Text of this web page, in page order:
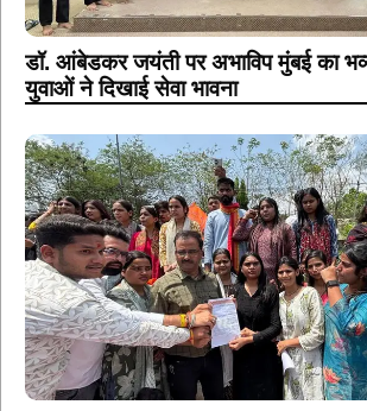
डॉ. आंबेडकर जयंती पर अभाविप मुंबई का
युवाओं ने दिखाई सेवा भावना